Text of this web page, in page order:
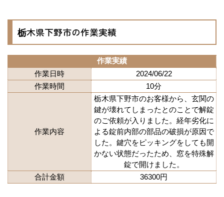
栃木県下野市の作業実績
作業実績
作業日時
2024/06/22
作業時間
10分
作業内容
栃木県下野市のお客様から、玄関の
鍵が壊れてしまったとのことで解錠
のご依頼が入りました。経年劣化に
よる錠前内部の部品の破損が原因で
した。鍵穴をピッキングをしても開
かない状態だったため、窓を特殊解
錠で開けました。
合計金額
36300円